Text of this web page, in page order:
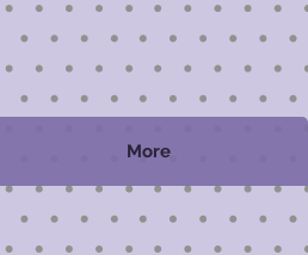
More